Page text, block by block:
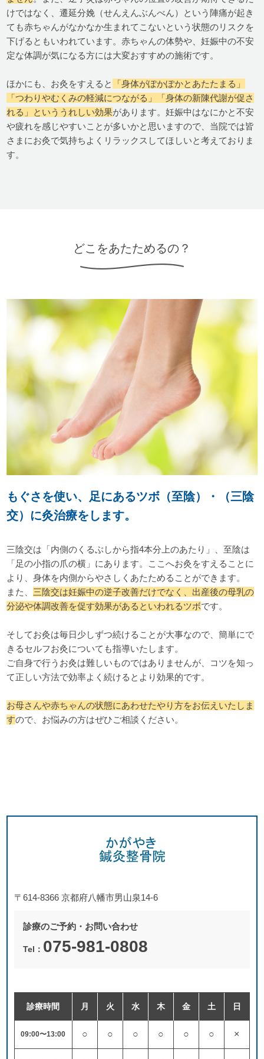
けではなく、遷延分娩（せんえんぶんべん）という陣痛が起き
ても赤ちゃんがなかなか生まれてこないという状態のリスクを
下げるともいわれています。赤ちゃんの体勢や、妊娠中の不安
定な体調が気になる方には大変おすすめの施術です。
ほかにも、お灸をすえると
「身体がぽかぽかとあたたまる」
「つわりやむくみの軽減につながる」「身体の新陳代謝が促さ
れる」といううれしい効果があります。妊娠中はなにかと不安
や疲れを感じやすいことが多いかと思いますので、当院では皆
さまにお灸で気持ちよくリラックスしてほしいと考えておりま
す。
どこをあたためるの？
もぐさを使い、足にあるツボ（至陰）・（三陰
交）に灸治療をします。
三陰交は「内側のくるぶしから指4本分上のあたり」、至陰は
「足の小指の爪の横」にあります。ここへお灸をすえることに
より、身体を内側からやさしくあたためることができます。
また、 三陰交は妊娠中の逆子改善だけでなく、出産後の母乳の
分泌や体調改善を促す効果があるといわれるツボです。
そしてお灸は毎日少しずつ続けることが大事なので、簡単にで
きるセルフお灸についても指導いたします。
ご自身で行うお灸は難しいものではありませんが、コツを知っ
て正しい方法で効率よく続けるとより効果的です。
お母さんや赤ちゃんの状態にあわせたやり方をお伝えいたしま
すので、お悩みの方はぜひご相談ください。
〒614-8366 京都府八幡市男山泉14-6
診療のご予約・お問い合わせ
Tel： 075-981-0808
診療時間 月 火 水 木 金 土 日
09:00〜13:00 ○ ○ ○ ○ ○ ○ ×